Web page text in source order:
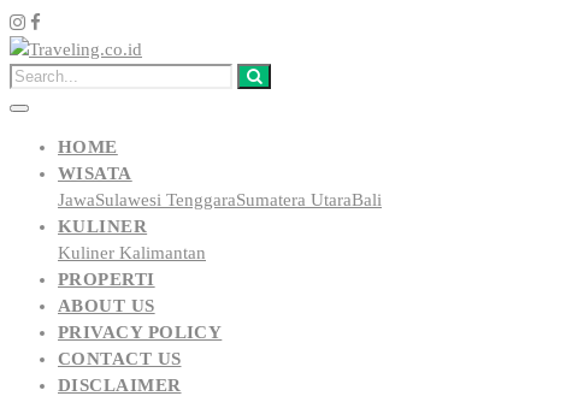
HOME
WISATA
JawaSulawesi TenggaraSumatera UtaraBali
KULINER
Kuliner Kalimantan
PROPERTI
ABOUT US
PRIVACY POLICY
CONTACT US
DISCLAIMER